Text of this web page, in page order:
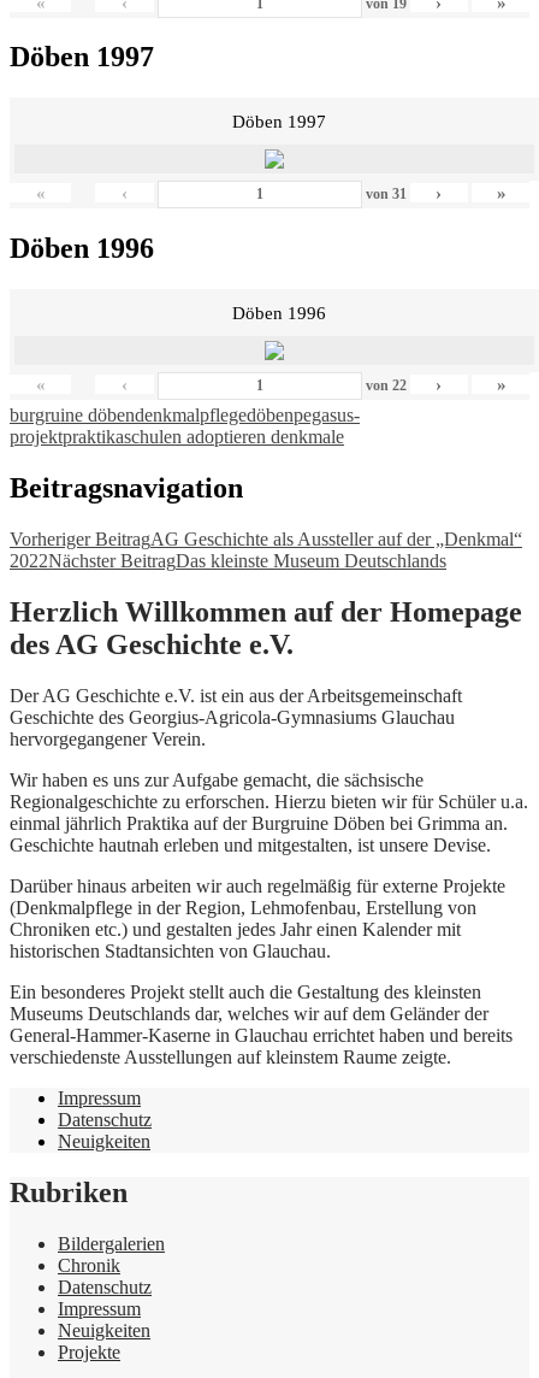
Döben 1997
Döben 1997
« ‹ von 31 › »
Döben 1996
Döben 1996
« ‹ von 22 › »
burgruine döbendenkmalpflegedöbenpegasus-
projektpraktikaschulen adoptieren denkmale
Beitragsnavigation
Vorheriger BeitragAG Geschichte als Aussteller auf der „Denkmal“
2022Nächster BeitragDas kleinste Museum Deutschlands
Herzlich Willkommen auf der Homepage
des AG Geschichte e.V.
Der AG Geschichte e.V. ist ein aus der Arbeitsgemeinschaft
Geschichte des Georgius-Agricola-Gymnasiums Glauchau
hervorgegangener Verein.
Wir haben es uns zur Aufgabe gemacht, die sächsische
Regionalgeschichte zu erforschen. Hierzu bieten wir für Schüler u.a.
einmal jährlich Praktika auf der Burgruine Döben bei Grimma an.
Geschichte hautnah erleben und mitgestalten, ist unsere Devise.
Darüber hinaus arbeiten wir auch regelmäßig für externe Projekte
(Denkmalpflege in der Region, Lehmofenbau, Erstellung von
Chroniken etc.) und gestalten jedes Jahr einen Kalender mit
historischen Stadtansichten von Glauchau.
Ein besonderes Projekt stellt auch die Gestaltung des kleinsten
Museums Deutschlands dar, welches wir auf dem Geländer der
General-Hammer-Kaserne in Glauchau errichtet haben und bereits
verschiedenste Ausstellungen auf kleinstem Raume zeigte.
Impressum
Datenschutz
Neuigkeiten
Rubriken
Bildergalerien
Chronik
Datenschutz
Impressum
Neuigkeiten
Projekte